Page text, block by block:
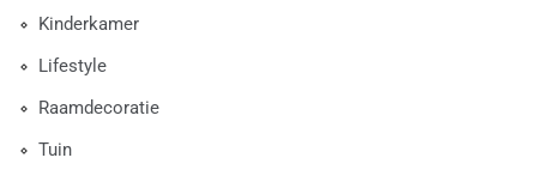
Kinderkamer
Lifestyle
Raamdecoratie
Tuin